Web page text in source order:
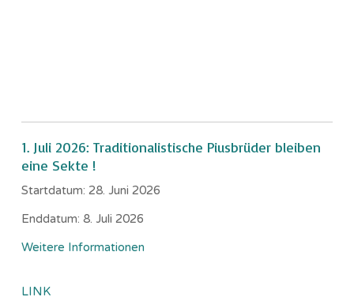
1. Juli 2026: Traditionalistische Piusbrüder bleiben
eine Sekte !
Startdatum: 28. Juni 2026
Enddatum: 8. Juli 2026
Weitere Informationen
LINK